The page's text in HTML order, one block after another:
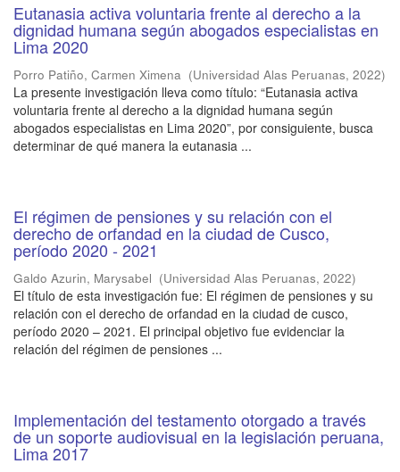
Eutanasia activa voluntaria frente al derecho a la
dignidad humana según abogados especialistas en
Lima 2020
Porro Patiño, Carmen Ximena (Universidad Alas Peruanas, 2022)
La presente investigación lleva como título: “Eutanasia activa
voluntaria frente al derecho a la dignidad humana según
abogados especialistas en Lima 2020”, por consiguiente, busca
determinar de qué manera la eutanasia ...
El régimen de pensiones y su relación con el
derecho de orfandad en la ciudad de Cusco,
período 2020 - 2021
Galdo Azurin, Marysabel (Universidad Alas Peruanas, 2022)
El título de esta investigación fue: El régimen de pensiones y su
relación con el derecho de orfandad en la ciudad de cusco,
período 2020 – 2021. El principal objetivo fue evidenciar la
relación del régimen de pensiones ...
Implementación del testamento otorgado a través
de un soporte audiovisual en la legislación peruana,
Lima 2017